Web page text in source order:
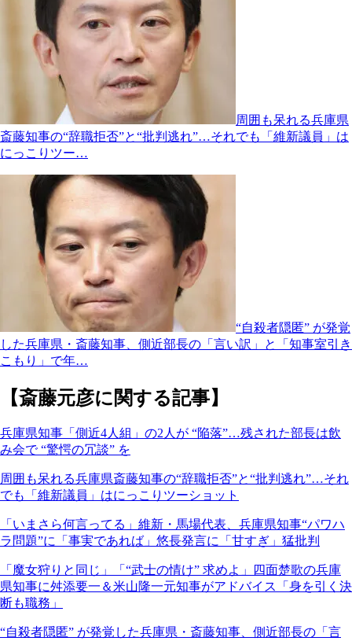
周囲も呆れる兵庫県
斎藤知事の“辞職拒否”と“批判逃れ”…それでも「維新議員」は
にっこりツー…
“自殺者隠匿” が発覚
した兵庫県・斎藤知事、側近部長の「言い訳」と「知事室引き
こもり」で年…
【斎藤元彦に関する記事】
兵庫県知事「側近4人組」の2人が “陥落”…残された部長は飲
み会で “驚愕の冗談” を
周囲も呆れる兵庫県斎藤知事の“辞職拒否”と“批判逃れ”…それ
でも「維新議員」はにっこりツーショット
「いまさら何言ってる」維新・馬場代表、兵庫県知事“パワハ
ラ問題”に「事実であれば」悠長発言に「甘すぎ」猛批判
「魔女狩りと同じ」「“武士の情け” 求めよ」四面楚歌の兵庫
県知事に舛添要一＆米山隆一元知事がアドバイス「身を引く決
断も職務」
“自殺者隠匿” が発覚した兵庫県・斎藤知事、側近部長の「言